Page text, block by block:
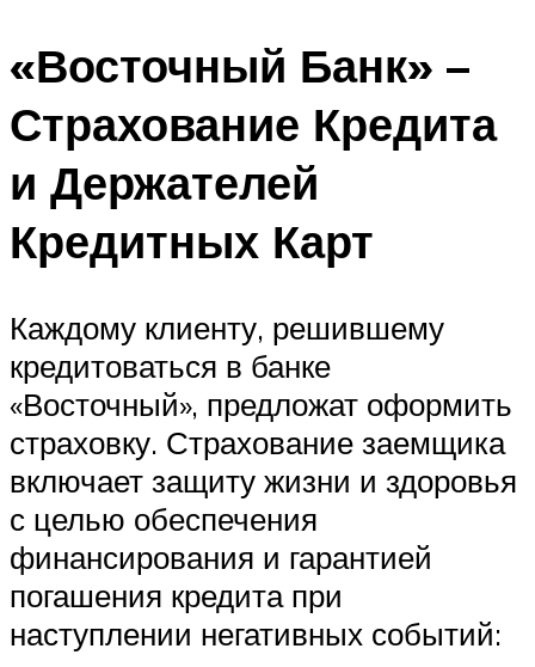
«Восточный Банк» –
Страхование Кредита
и Держателей
Кредитных Карт
Каждому клиенту, решившему
кредитоваться в банке
«Восточный», предложат оформить
страховку. Страхование заемщика
включает защиту жизни и здоровья
с целью обеспечения
финансирования и гарантией
погашения кредита при
наступлении негативных событий: